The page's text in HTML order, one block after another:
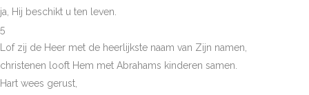
ja, Hij beschikt u ten leven.
5
Lof zij de Heer met de heerlijkste naam van Zijn namen,
christenen looft Hem met Abrahams kinderen samen.
Hart wees gerust,